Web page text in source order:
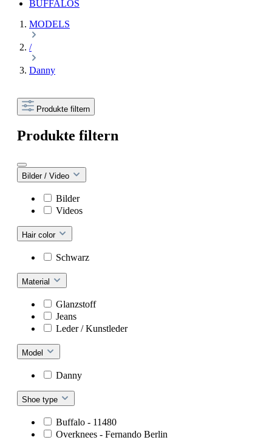
BUFFALOS
MODELS
/
Danny
Produkte filtern
Produkte filtern
Bilder / Video
Bilder
Videos
Hair color
Schwarz
Material
Glanzstoff
Jeans
Leder / Kunstleder
Model
Danny
Shoe type
Buffalo - 11480
Overknees - Fernando Berlin